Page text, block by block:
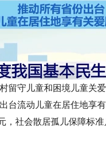
守儿童和困境儿童关
台流动儿童在居住地享
社会散居孤儿保障标